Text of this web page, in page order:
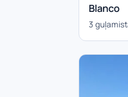
Blanco
3